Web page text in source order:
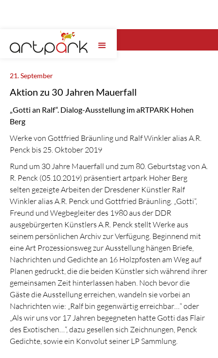
Wähle hier das artpark Jahr ...
21. September
Aktion zu 30 Jahren Mauerfall
„Gotti an Ralf“. Dialog-Ausstellung im aRTPARK Hohen
Berg
Werke von Gottfried Bräunling und Ralf Winkler alias A.R.
Penck bis 25. Oktober 2019
Rund um 30 Jahre Mauerfall und zum 80. Geburtstag von A.
R. Penck (05.10.2019) präsentiert artpark Hoher Berg
selten gezeigte Arbeiten der Dresdener Künstler Ralf
Winkler alias A.R. Penck und Gottfried Bräunling. „Gotti“,
Freund und Wegbegleiter des 1980 aus der DDR
ausgebürgerten Künstlers A.R. Penck stellt Werke aus
seinem persönlichen Archiv zur Verfügung. Beginnend mit
eine Art Prozessionsweg zur Ausstellung hängen Briefe,
Nachrichten und Gedichte an 16 Holzpfosten am Weg auf
Planen gedruckt, die die beiden Künstler sich während ihrer
gemeinsamen Zeit hinterlassen haben. Noch bevor die
Gäste die Ausstellung erreichen, wandeln sie vorbei an
Nachrichten wie: „Ralf bin gegenwärtig erreichbar…“ oder
„Als wir uns vor 17 Jahren begegneten hatte Gotti das Flair
des Exotischen…“, dazu gesellen sich Zeichnungen, Penck
Gedichte, sowie ein Konvolut seiner LP Sammlung.